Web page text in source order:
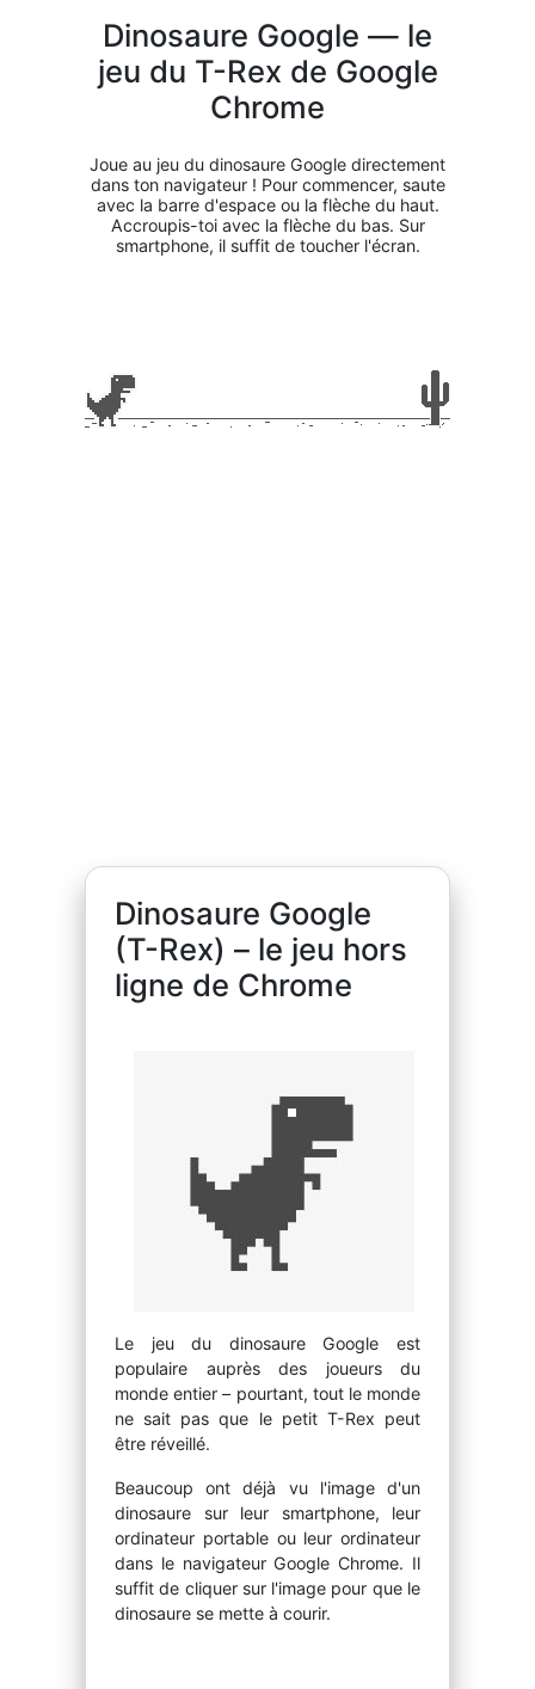
Dinosaure Google — le
jeu du T-Rex de Google
Chrome
Joue au jeu du dinosaure Google directement
dans ton navigateur ! Pour commencer, saute
avec la barre d'espace ou la flèche du haut.
Accroupis-toi avec la flèche du bas. Sur
smartphone, il suffit de toucher l'écran.
Dinosaure Google
(T-Rex) – le jeu hors
ligne de Chrome
Le jeu du dinosaure Google est
populaire auprès des joueurs du
monde entier – pourtant, tout le monde
ne sait pas que le petit T-Rex peut
être réveillé.
Beaucoup ont déjà vu l'image d'un
dinosaure sur leur smartphone, leur
ordinateur portable ou leur ordinateur
dans le navigateur Google Chrome. Il
suffit de cliquer sur l'image pour que le
dinosaure se mette à courir.